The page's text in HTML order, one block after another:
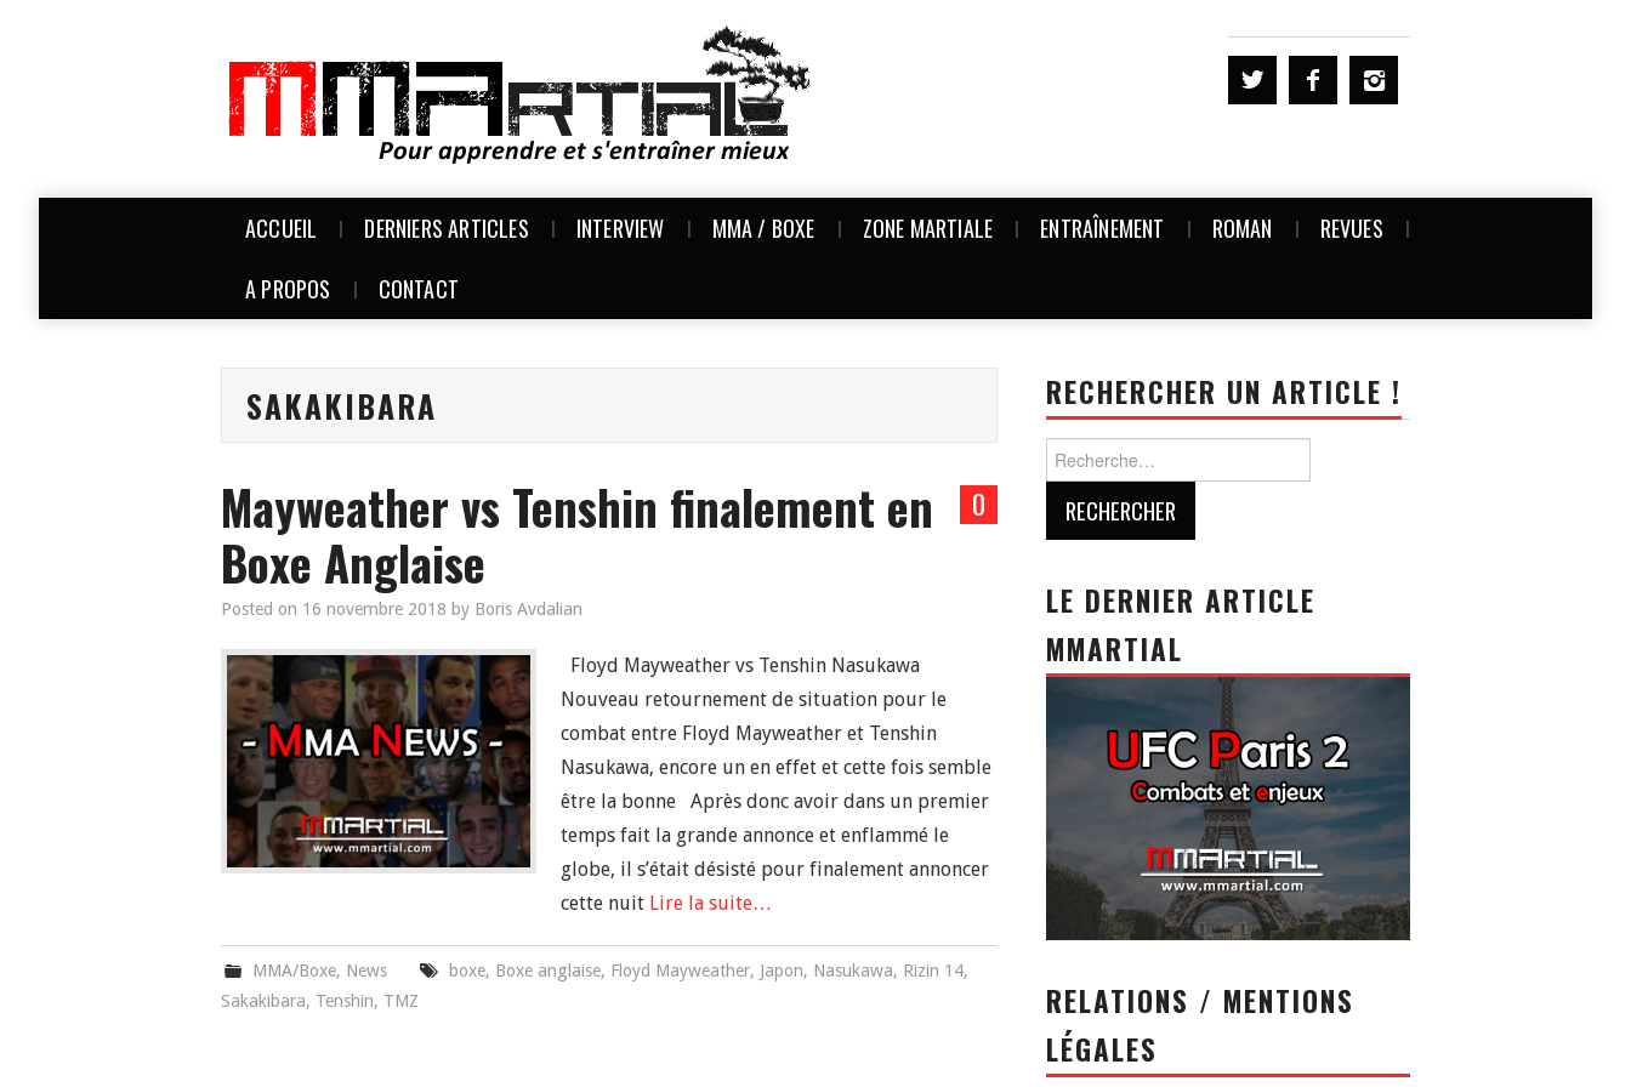
ACCUEIL DERNIERS ARTICLES INTERVIEW MMA / BOXE ZONE MARTIALE ENTRAÎNEMENT ROMAN
REVUES
A PROPOS
CONTACT
SAKAKIBARA
0
Mayweather vs Tenshin finalement en
Boxe Anglaise
Posted on 16 novembre 2018 by Boris Avdalian
Floyd Mayweather vs Tenshin Nasukawa
Nouveau retournement de situation pour le
combat entre Floyd Mayweather et Tenshin
Nasukawa, encore un en effet et cette fois semble
être la bonne Après donc avoir dans un premier
temps fait la grande annonce et enflammé le
globe, il s’était désisté pour finalement annoncer
cette nuit Lire la suite…
MMA/Boxe, News boxe, Boxe anglaise, Floyd Mayweather, Japon, Nasukawa, Rizin 14,
Sakakibara, Tenshin, TMZ
RECHERCHER UN ARTICLE !
LE DERNIER ARTICLE
MMARTIAL
RELATIONS / MENTIONS
LÉGALES